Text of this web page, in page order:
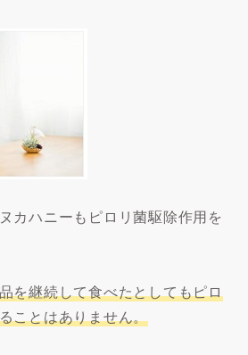
カハニーもピロリ菌駆除作用を
を継続して食べたとしてもピロ
ことはありません。